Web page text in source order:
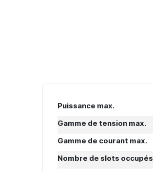
Caractéristiques
Puissance max.
Gamme de tension max.
Gamme de courant max.
Nombre de slots occupés